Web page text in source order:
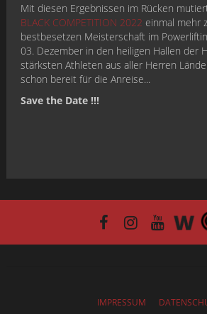
Mit diesen Ergebnissen im Rücken
BLACK COMPETITION 2022 einmal mehr
bestbesetzen Meisterschaft im
03. Dezember in den heiligen Hallen der
stärksten Athleten aus aller Herren
schon bereit für die Anreise...
Save the Date !!!
IMPRESSUM